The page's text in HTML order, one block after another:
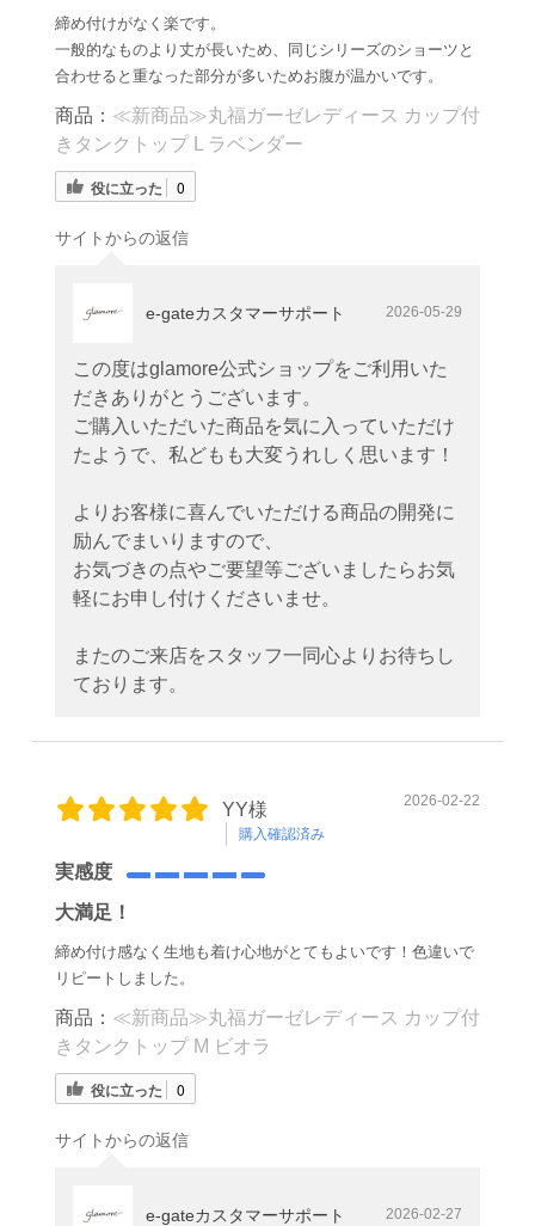
締め付けがなく楽です。
一般的なものより丈が長いため、同じシリーズのショーツと
合わせると重なった部分が多いためお腹が温かいです。
商品： ≪新商品≫丸福ガーゼレディース カップ付
きタンクトップ L ラベンダー
役に立った 0
サイトからの返信
e-gateカスタマーサポート 2026-05-29
この度はglamore公式ショップをご利用いた
だきありがとうございます。
ご購入いただいた商品を気に入っていただけ
たようで、私どもも大変うれしく思います！
よりお客様に喜んでいただける商品の開発に
励んでまいりますので、
お気づきの点やご要望等ございましたらお気
軽にお申し付けくださいませ。
またのご来店をスタッフ一同心よりお待ちし
ております。
YY様
購入確認済み
2026-02-22
実感度
大満足！
締め付け感なく生地も着け心地がとてもよいです！色違いで
リピートしました。
商品： ≪新商品≫丸福ガーゼレディース カップ付
きタンクトップ M ビオラ
役に立った 0
サイトからの返信
e-gateカスタマーサポート 2026-02-27